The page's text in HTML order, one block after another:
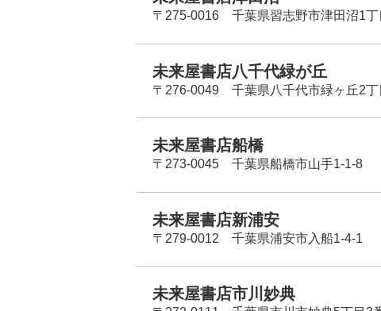
〒275-0016 千葉県習志野市津田沼1丁
未来屋書店八千代緑が丘
〒276-0049 千葉県八千代市緑ヶ丘2丁
未来屋書店船橋
〒273-0045 千葉県船橋市山手1-1-8
未来屋書店新浦安
〒279-0012 千葉県浦安市入船1-4-1
未来屋書店市川妙典